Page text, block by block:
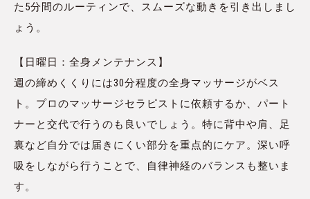
た5分間のルーティンで、スムーズな動きを引き出しまし
ょう。
【日曜日：全身メンテナンス】
週の締めくくりには30分程度の全身マッサージがベス
ト。プロのマッサージセラピストに依頼するか、パート
ナーと交代で行うのも良いでしょう。特に背中や肩、足
裏など自分では届きにくい部分を重点的にケア。深い呼
吸をしながら行うことで、自律神経のバランスも整いま
す。